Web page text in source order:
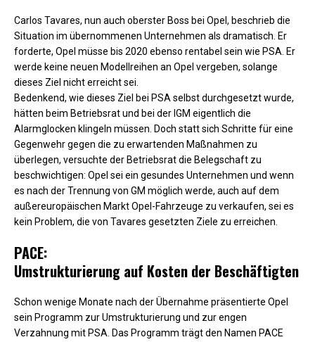
Carlos Tavares, nun auch oberster Boss bei Opel, beschrieb die
Situation im übernommenen Unternehmen als dramatisch. Er
forderte, Opel müsse bis 2020 ebenso rentabel sein wie PSA. Er
werde keine neuen Modellreihen an Opel vergeben, solange
dieses Ziel nicht erreicht sei.
Bedenkend, wie dieses Ziel bei PSA selbst durchgesetzt wurde,
hätten beim Betriebsrat und bei der IGM eigentlich die
Alarmglocken klingeln müssen. Doch statt sich Schritte für eine
Gegenwehr gegen die zu erwartenden Maßnahmen zu
überlegen, versuchte der Betriebsrat die Belegschaft zu
beschwichtigen: Opel sei ein gesundes Unternehmen und wenn
es nach der Trennung von GM möglich werde, auch auf dem
außereuropäischen Markt Opel-Fahrzeuge zu verkaufen, sei es
kein Problem, die von Tavares gesetzten Ziele zu erreichen.
PACE:
Umstrukturierung auf Kosten der Beschäftigten
Schon wenige Monate nach der Übernahme präsentierte Opel
sein Programm zur Umstrukturierung und zur engen
Verzahnung mit PSA. Das Programm trägt den Namen PACE